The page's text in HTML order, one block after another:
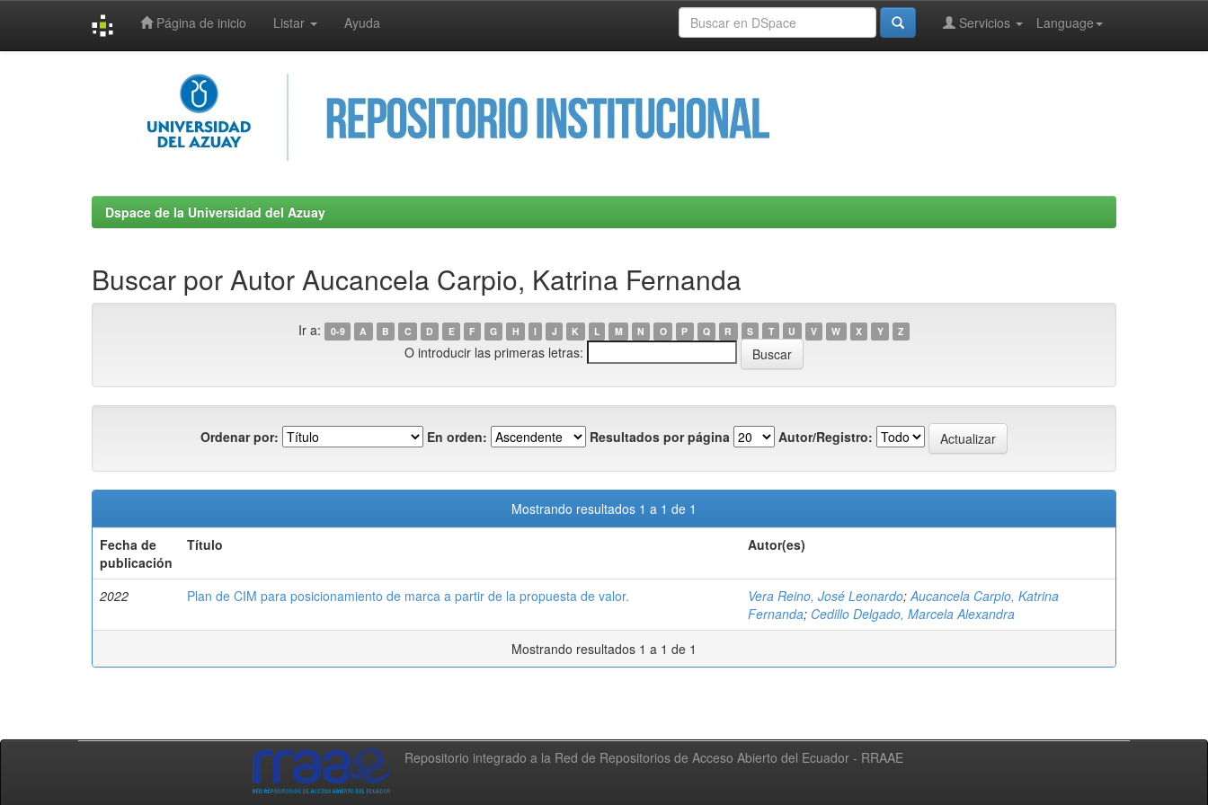
Página de inicio Listar Ayuda Language
Servicios
Dspace de la Universidad del Azuay
Buscar por Autor Aucancela Carpio, Katrina Fernanda
Ir a: 0-9 A B C D E F G H I J K L M N O P Q R S T U V W X Y Z
O introducir las primeras letras:
Ordenar por: En orden: Resultados por página Autor/Registro:
Mostrando resultados 1 a 1 de 1
Fecha de
publicación
Título Autor(es)
2022 Plan de CIM para posicionamiento de marca a partir de la propuesta de valor. Vera Reino, José Leonardo;Aucancela Carpio, Katrina
Fernanda; Cedillo Delgado, Marcela Alexandra
Mostrando resultados 1 a 1 de 1
Repositorio integrado a la Red de Repositorios de Acceso Abierto del Ecuador - RRAAE